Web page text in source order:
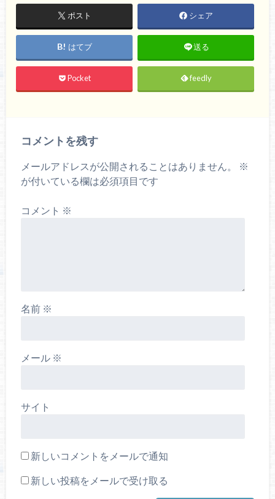
ポスト シェア
はてブ 送る
Pocket feedly
コメントを残す
メールアドレスが公開されることはありません。
※
が付いている欄は必須項目です
コメント ※
名前 ※
メール ※
サイト
新しいコメントをメールで通知
新しい投稿をメールで受け取る